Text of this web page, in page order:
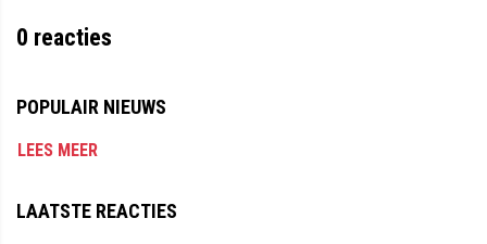
0 reacties
POPULAIR NIEUWS
LEES MEER
LAATSTE REACTIES